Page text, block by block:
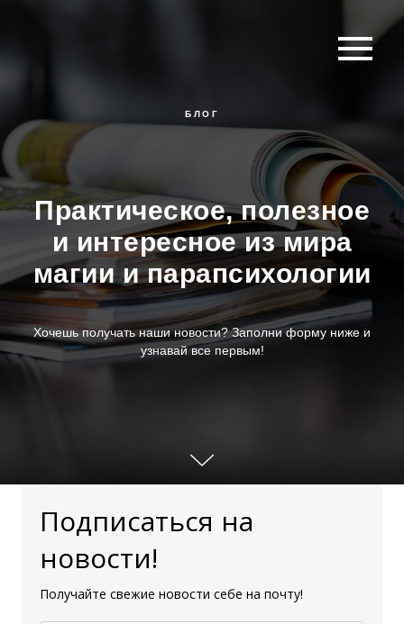
БЛОГ
Практическое, полезное
и интересное из мира
магии и парапсихологии
Хочешь получать наши новости? Заполни форму ниже и
узнавай все первым!
Подписаться на
новости!
Получайте свежие новости себе на почту!